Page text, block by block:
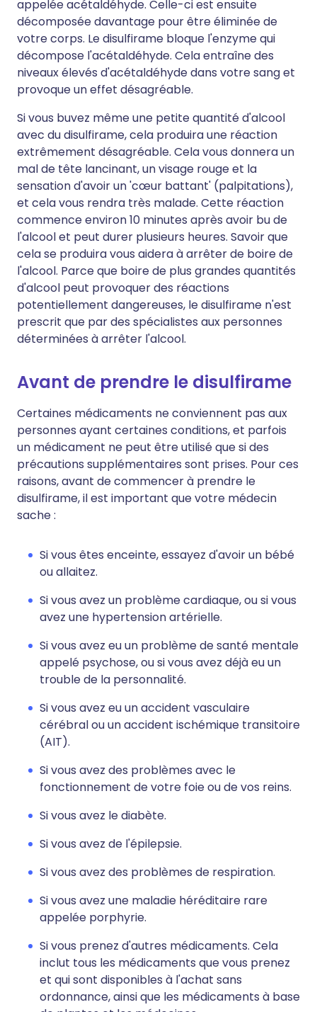
appelée acétaldéhyde. Celle-ci est ensuite
décomposée davantage pour être éliminée de
votre corps. Le disulfirame bloque l'enzyme qui
décompose l'acétaldéhyde. Cela entraîne des
niveaux élevés d'acétaldéhyde dans votre sang et
provoque un effet désagréable.
Si vous buvez même une petite quantité d'alcool
avec du disulfirame, cela produira une réaction
extrêmement désagréable. Cela vous donnera un
mal de tête lancinant, un visage rouge et la
sensation d'avoir un 'cœur battant' (palpitations),
et cela vous rendra très malade. Cette réaction
commence environ 10 minutes après avoir bu de
l'alcool et peut durer plusieurs heures. Savoir que
cela se produira vous aidera à arrêter de boire de
l'alcool. Parce que boire de plus grandes quantités
d'alcool peut provoquer des réactions
potentiellement dangereuses, le disulfirame n'est
prescrit que par des spécialistes aux personnes
déterminées à arrêter l'alcool.
Avant de prendre le disulfirame
Certaines médicaments ne conviennent pas aux
personnes ayant certaines conditions, et parfois
un médicament ne peut être utilisé que si des
précautions supplémentaires sont prises. Pour ces
raisons, avant de commencer à prendre le
disulfirame, il est important que votre médecin
sache :
Si vous êtes enceinte, essayez d'avoir un bébé
ou allaitez.
Si vous avez un problème cardiaque, ou si vous
avez une hypertension artérielle.
Si vous avez eu un problème de santé mentale
appelé psychose, ou si vous avez déjà eu un
trouble de la personnalité.
Si vous avez eu un accident vasculaire
cérébral ou un accident ischémique transitoire
(AIT).
Si vous avez des problèmes avec le
fonctionnement de votre foie ou de vos reins.
Si vous avez le diabète.
Si vous avez de l'épilepsie.
Si vous avez des problèmes de respiration.
Si vous avez une maladie héréditaire rare
appelée porphyrie.
Si vous prenez d'autres médicaments. Cela
inclut tous les médicaments que vous prenez
et qui sont disponibles à l'achat sans
ordonnance, ainsi que les médicaments à base